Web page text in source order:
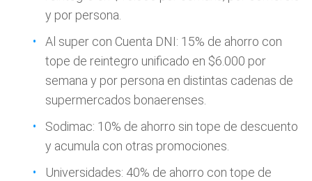
y por persona.
Al super con Cuenta DNI: 15% de ahorro con
tope de reintegro unificado en $6.000 por
semana y por persona en distintas cadenas de
supermercados bonaerenses.
Sodimac: 10% de ahorro sin tope de descuento
y acumula con otras promociones.
Universidades: 40% de ahorro con tope de